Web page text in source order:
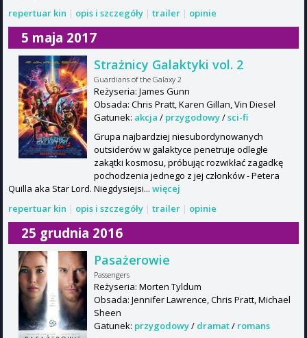
repertuar kin | opis i szczegóły | trailer | opinie
5 maja 2017
Strażnicy Galaktyki vol. 2
Guardians of the Galaxy 2
Reżyseria: James Gunn
Obsada: Chris Pratt, Karen Gillan, Vin Diesel
Gatunek: akcja / przygodowy/sci-fi
Grupa najbardziej niesubordynowanych
outsiderów w galaktyce penetruje odległe
zakątki kosmosu, próbując rozwikłać zagadkę
pochodzenia jednego z jej członków - Petera
Quilla aka Star Lord. Niegdysiejsi... więcej
repertuar kin | opis i szczegóły | trailer | opinie
25 grudnia 2016
Pasażerowie
Passengers
Reżyseria: Morten Tyldum
Obsada: Jennifer Lawrence, Chris Pratt, Michael
Sheen
Gatunek: przygodowy/ dramat/ romans